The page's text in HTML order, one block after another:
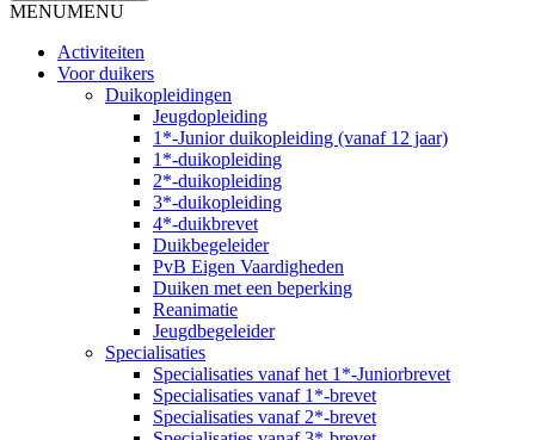
MENUMENU
Activiteiten
Voor duikers
Duikopleidingen
Jeugdopleiding
1*-Junior duikopleiding (vanaf 12 jaar)
1*-duikopleiding
2*-duikopleiding
3*-duikopleiding
4*-duikbrevet
Duikbegeleider
PvB Eigen Vaardigheden
Duiken met een beperking
Reanimatie
Jeugdbegeleider
Specialisaties
Specialisaties vanaf het 1*-Juniorbrevet
Specialisaties vanaf 1*-brevet
Specialisaties vanaf 2*-brevet